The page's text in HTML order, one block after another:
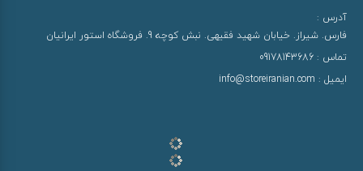
آدرس :
فارس. شیراز. خیابان شهید فقیهی. نبش کوچه 9. فروشگاه استور ایرانیان
تماس : 09178143686
ایمیل : info@storeiranian.com